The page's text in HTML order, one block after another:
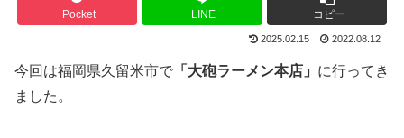
Pocket LINE コピー
2025.02.15 2022.08.12
今回は福岡県久留米市で 「大砲ラーメン本店」 に行ってき
ました。